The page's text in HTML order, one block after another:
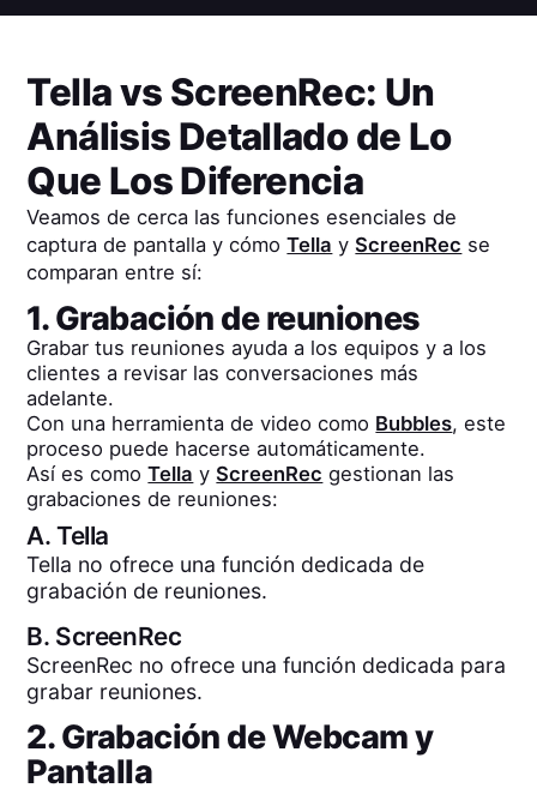
Tellavs ScreenRec: Un
Análisis Detallado de Lo
Que Los Diferencia
Veamos de cerca las funciones esenciales de
captura de pantalla y cómoTella yScreenRec se
comparan entre sí:
1. Grabación de reuniones
Grabar tus reuniones ayuda a los equipos y a los
clientes a revisar las conversaciones más
adelante.
Con una herramienta de video como Bubbles, este
proceso puede hacerse automáticamente.
Así es comoTella yScreenRec gestionan las
grabaciones de reuniones:
A.Tella
Tella no ofrece una función dedicada de
grabación de reuniones.
B. ScreenRec
ScreenRec no ofrece una función dedicada para
grabar reuniones.
2. Grabación de Webcam y
Pantalla